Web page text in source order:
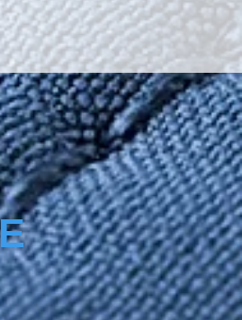
use
the